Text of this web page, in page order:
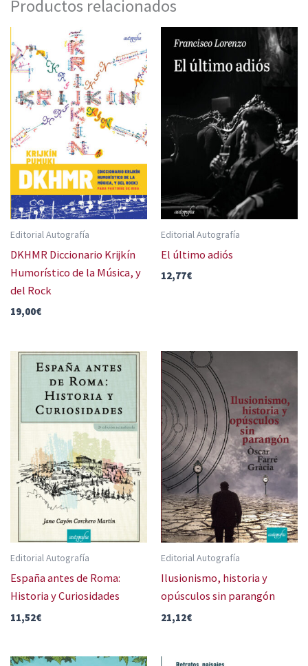
Productos relacionados
Editorial Autografía
DKHMR Diccionario Krijkín
Humorístico de la Música, y
del Rock
19,00€
Editorial Autografía
El último adiós
12,77€
Editorial Autografía
España antes de Roma:
Historia y Curiosidades
11,52€
Editorial Autografía
Ilusionismo, historia y
opúsculos sin parangón
21,12€